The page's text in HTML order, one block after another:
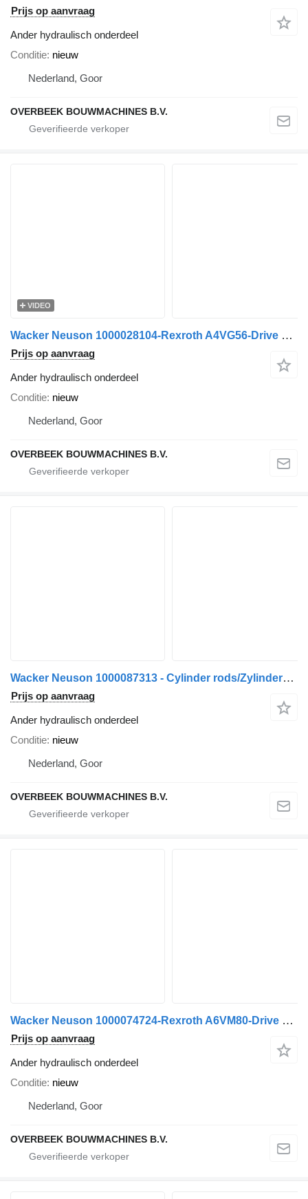
Prijs op aanvraag
Ander hydraulisch onderdeel
Conditie nieuw
Nederland, Goor
OVERBEEK BOUWMACHINES B.V.
VIDEO
Wacker Neuson 1000028104-Rexroth A4VG56-Drive pump/Fahrpumpe
Prijs op aanvraag
Ander hydraulisch onderdeel
Conditie nieuw
Nederland, Goor
OVERBEEK BOUWMACHINES B.V.
Wacker Neuson 1000087313 - Cylinder rods/Zylinderstangen
Prijs op aanvraag
Ander hydraulisch onderdeel
Conditie nieuw
Nederland, Goor
OVERBEEK BOUWMACHINES B.V.
Wacker Neuson 1000074724-Rexroth A6VM80-Drive motor/Fahrmotor
Prijs op aanvraag
Ander hydraulisch onderdeel
Conditie nieuw
Nederland, Goor
OVERBEEK BOUWMACHINES B.V.